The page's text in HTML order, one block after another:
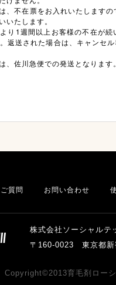
、不在票をお入れいたしますの
いたします。
り1週間以上お客様の不在が続
返送された場合は、キャンセ
、佐川急便での発送となります。
質問 お問い合わせ
株式会社ソーシャルテ
〒160-0023 東京都新
Copyright©2013育毛剤ロー